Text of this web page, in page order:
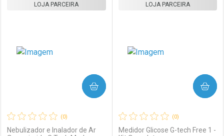
(0)
Nebulizador e Inalador de Ar
LOJA PARCEIRA
COMPRAR
(0)
Medidor Glicose G-tech Free 1 -
LOJA PARCEIRA
COMPRAR